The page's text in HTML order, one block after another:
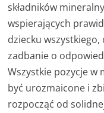
składników
wspierających
dziecku
zadbanie o
Wszystkie pozycje w
być urozmaicone i
rozpocząć od